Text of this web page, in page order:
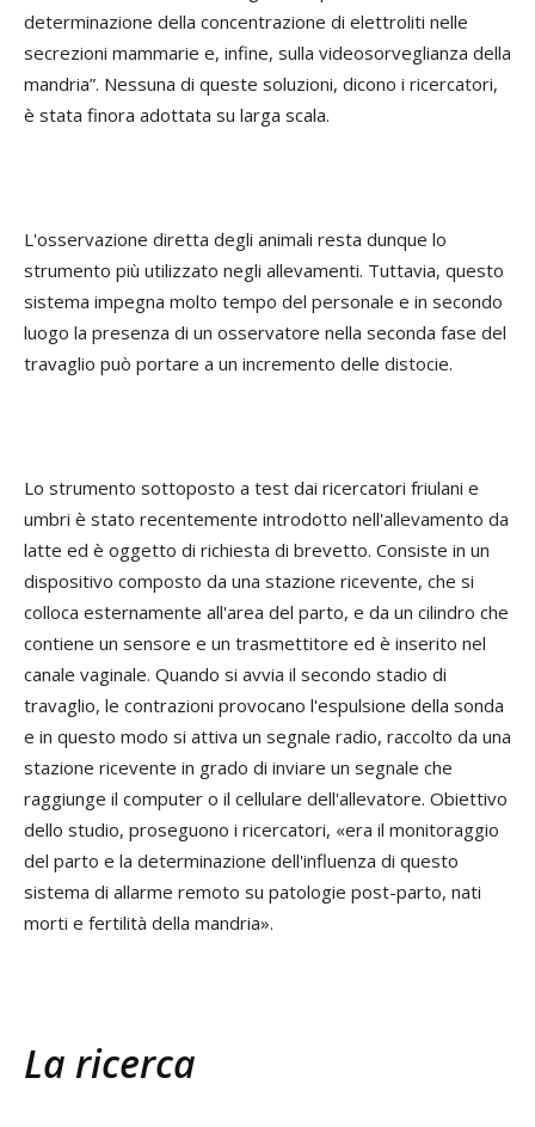
determinazione della concentrazione di elettroliti nelle
secrezioni mammarie e, infine, sulla videosorveglianza della
mandria”. Nessuna di queste soluzioni, dicono i ricercatori,
è stata finora adottata su larga scala.
L'osservazione diretta degli animali resta dunque lo
strumento più utilizzato negli allevamenti. Tuttavia, questo
sistema impegna molto tempo del personale e in secondo
luogo la presenza di un osservatore nella seconda fase del
travaglio può portare a un incremento delle distocie.
Lo strumento sottoposto a test dai ricercatori friulani e
umbri è stato recentemente introdotto nell'allevamento da
latte ed è oggetto di richiesta di brevetto. Consiste in un
dispositivo composto da una stazione ricevente, che si
colloca esternamente all'area del parto, e da un cilindro che
contiene un sensore e un trasmettitore ed è inserito nel
canale vaginale. Quando si avvia il secondo stadio di
travaglio, le contrazioni provocano l'espulsione della sonda
e in questo modo si attiva un segnale radio, raccolto da una
stazione ricevente in grado di inviare un segnale che
raggiunge il computer o il cellulare dell'allevatore. Obiettivo
dello studio, proseguono i ricercatori, «era il monitoraggio
del parto e la determinazione dell'influenza di questo
sistema di allarme remoto su patologie post-parto, nati
morti e fertilità della mandria».
La ricerca